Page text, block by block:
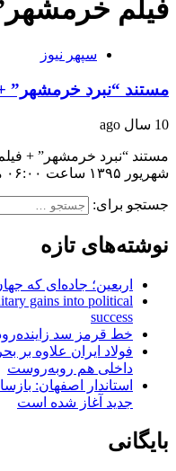
فیلم
سپهر نیوز
مستند “نبرد خرمشهر”
10 سال ago
شهریور ۱۳۹۵ ساعت ۰۶:۰۰ منبع…
جستجو برای:
نوشته‌های تازه
اربعین؛ جاده‌ای که
gains into political
success
خط قرمز سد زاینده‌رود، ۲۳۶ میلیون مترمکعب
فولاد ایران علاوه
داخلی هم روبه‌روست
استاندار اصفهان:
جدید آغاز شده است
بایگانی